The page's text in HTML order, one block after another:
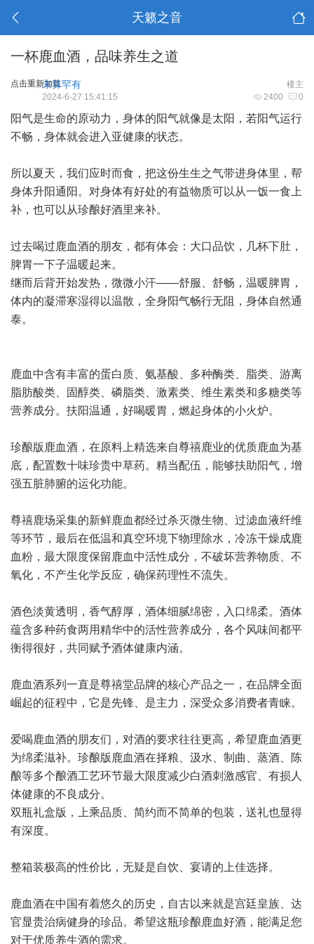
天籁之音
一杯鹿血酒，品味养生之道
点击重新加载 楼主
未算罕有
2400 0
2024-6-27 15:41:15
阳气是生命的原动力，身体的阳气就像是太阳，若阳气运行
不畅，身体就会进入亚健康的状态。
所以夏天，我们应时而食，把这份生生之气带进身体里，帮
身体升阳通阳。对身体有好处的有益物质可以从一饭一食上
补，也可以从珍酿好酒里来补。
过去喝过鹿血酒的朋友，都有体会：大口品饮，几杯下肚，
脾胃一下子温暖起来。
继而后背开始发热，微微小汗——舒服、舒畅，温暖脾胃，
体内的凝滞寒湿得以温散，全身阳气畅行无阻，身体自然通
泰。
鹿血中含有丰富的蛋白质、氨基酸、多种酶类、脂类、游离
脂肪酸类、固醇类、磷脂类、激素类、维生素类和多糖类等
营养成分。扶阳温通，好喝暖胃，燃起身体的小火炉。
珍酿版鹿血酒，在原料上精选来自尊禧鹿业的优质鹿血为基
底，配置数十味珍贵中草药。精当配伍，能够扶助阳气，增
强五脏肺腑的运化功能。
尊禧鹿场采集的新鲜鹿血都经过杀灭微生物、过滤血液纤维
等环节，最后在低温和真空环境下物理除水，冷冻干燥成鹿
血粉，最大限度保留鹿血中活性成分，不破坏营养物质、不
氧化，不产生化学反应，确保药理性不流失。
酒色淡黄透明，香气醇厚，酒体细腻绵密，入口绵柔。酒体
蕴含多种药食两用精华中的活性营养成分，各个风味间都平
衡得很好，共同赋予酒体健康内涵。
鹿血酒系列一直是尊禧堂品牌的核心产品之一，在品牌全面
崛起的征程中，它是先锋、是主力，深受众多消费者青睐。
爱喝鹿血酒的朋友们，对酒的要求往往更高，希望鹿血酒更
为绵柔滋补。珍酿版鹿血酒在择粮、汲水、制曲、蒸酒、陈
酿等多个酿酒工艺环节最大限度减少白酒刺激感官、有损人
体健康的不良成分。
双瓶礼盒版，上乘品质、简约而不简单的包装，送礼也显得
有深度。
整箱装极高的性价比，无疑是自饮、宴请的上佳选择。
鹿血酒在中国有着悠久的历史，自古以来就是宫廷皇族、达
官显贵治病健身的珍品。希望这瓶珍酿鹿血好酒，能满足您
对于优质养生酒的需求。